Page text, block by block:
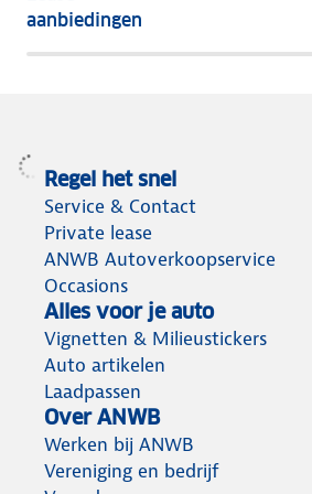
aanbiedingen
meeste
Regel het snel
Service & Contact
Private lease
ANWB Autoverkoopservice
Occasions
Alles voor je auto
Vignetten & Milieustickers
Auto artikelen
Laadpassen
Over ANWB
Werken bij ANWB
Vereniging en bedrijf